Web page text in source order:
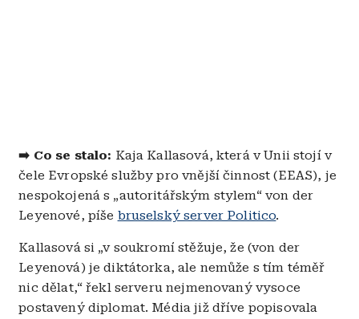
➡️ Co se stalo: Kaja Kallasová, která v Unii stojí v
čele Evropské služby pro vnější činnost (EEAS), je
nespokojená s „autoritářským stylem“ von der
Leyenové, píše bruselský server Politico.
Kallasová si „v soukromí stěžuje, že (von der
Leyenová) je diktátorka, ale nemůže s tím téměř
nic dělat,“ řekl serveru nejmenovaný vysoce
postavený diplomat. Média již dříve popisovala